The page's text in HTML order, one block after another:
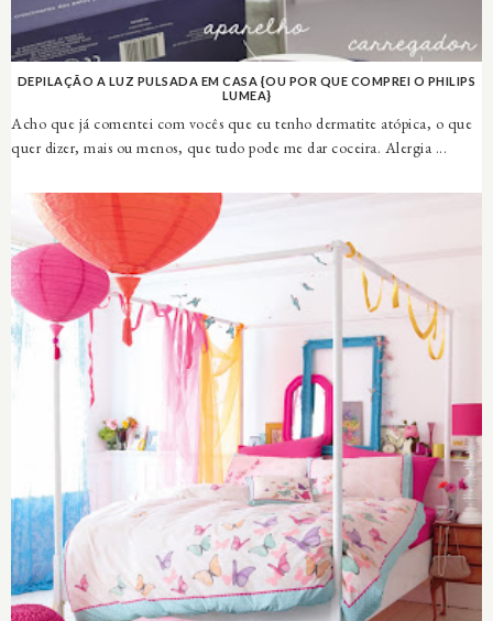
DEPILAÇÃO A LUZ PULSADA EM CASA {OU POR QUE COMPREI O PHILIPS
LUMEA}
Acho que já comentei com vocês que eu tenho dermatite atópica, o que
quer dizer, mais ou menos, que tudo pode me dar coceira. Alergia ...